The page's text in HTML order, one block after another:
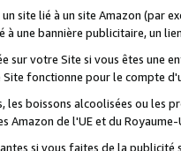
site lié à un site Amazon (par
à une bannière publicitaire, un
sur votre Site si vous êtes une
Site fonctionne pour le compte
les boissons alcoolisées ou les
Amazon de l'UE et du Royaume-
si vous faites de la publicité